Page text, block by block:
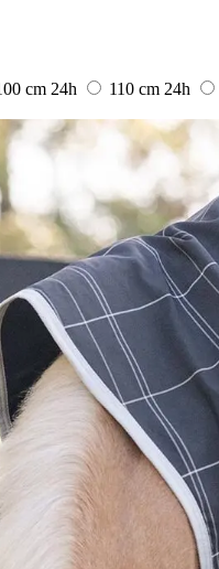
cm 24h 110 cm 24h